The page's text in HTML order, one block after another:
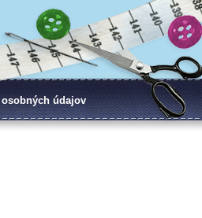
osobných údajov